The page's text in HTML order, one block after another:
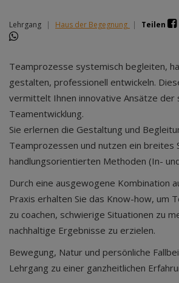
Lehrgang | Haus der Begegnung | Teilen
Teamprozesse systemisch begleiten,
gestalten, professionell entwickeln.
vermittelt Ihnen innovative Ansätze der
Teamentwicklung.
Sie erlernen die Gestaltung und
Teamprozessen und nutzen ein breites
handlungsorientierten Methoden (In-
Durch eine ausgewogene Kombination
Praxis erhalten Sie das Know-how, um
zu coachen, schwierige Situationen zu
nachhaltige Ergebnisse zu erzielen.
Bewegung, Natur und persönliche
Lehrgang zu einer ganzheitlichen